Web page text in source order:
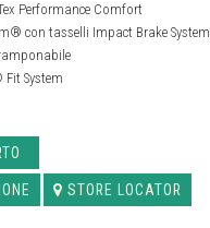
Performance Comfort
con tasselli Impact Brake System
Fit System
STORE LOCATOR